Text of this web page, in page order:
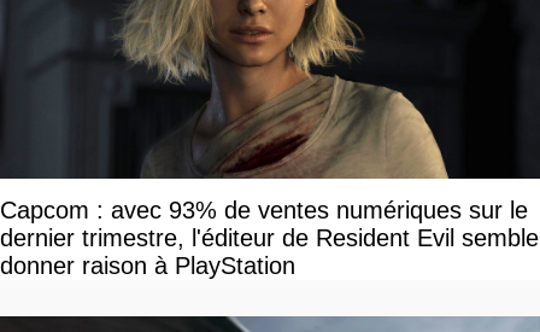
Capcom : avec 93% de ventes numériques sur le
dernier trimestre, l'éditeur de Resident Evil semble
donner raison à PlayStation